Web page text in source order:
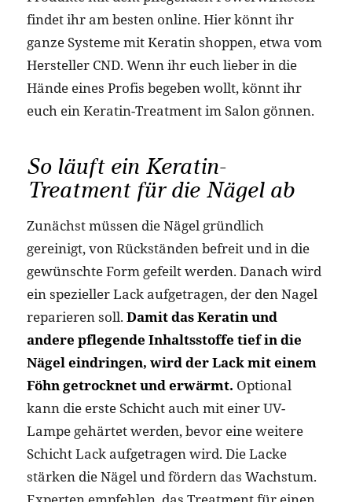
findet ihr am besten online. Hier könnt ihr
ganze Systeme mit Keratin shoppen, etwa vom
Hersteller CND. Wenn ihr euch lieber in die
Hände eines Profis begeben wollt, könnt ihr
euch ein Keratin-Treatment im Salon gönnen.
So läuft ein Keratin-
Treatment für die Nägel ab
Zunächst müssen die Nägel gründlich
gereinigt, von Rückständen befreit und in die
gewünschte Form gefeilt werden. Danach wird
ein spezieller Lack aufgetragen, der den Nagel
reparieren soll. Damit das Keratin und
andere pflegende Inhaltsstoffe tief in die
Nägel eindringen, wird der Lack mit einem
Föhn getrocknet und erwärmt. Optional
kann die erste Schicht auch mit einer UV-
Lampe gehärtet werden, bevor eine weitere
Schicht Lack aufgetragen wird. Die Lacke
stärken die Nägel und fördern das Wachstum.